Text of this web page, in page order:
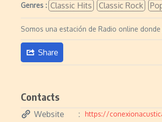
Genres : Classic Hits Classic Rock
Somos una estación de Radio online
Share
Contacts
Website https://